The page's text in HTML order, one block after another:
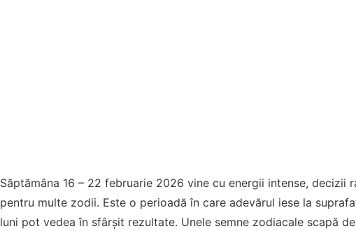
Săptămâna 16 – 22 februarie 2026 vine cu energii intense,
pentru multe zodii. Este o perioadă în care adevărul iese la
luni pot vedea în sfârșit rezultate. Unele semne zodiacale scapă